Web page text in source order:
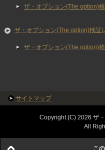
ザ・オプション(The option)
ザ・オプション(The option)検証
ザ・オプション(The option)
サイトマップ
Copyright (C) 2026 ザ
All
こ